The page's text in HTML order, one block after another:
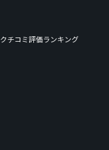
クチコミ評価ランキング